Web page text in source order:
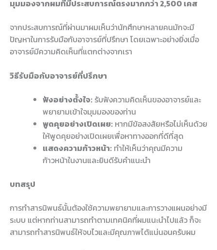
มุมมองจากผมที่มีประสบการณ์ตรงมากกว่า 2,500 เคส
จากประสบการณ์ที่ผ่านมาผมเห็นว่านักศึกษาหลายคนมักจะมี
ปัญหาในการรับมือกับอาจารย์ที่ปรึกษา โดยเฉพาะอย่างยิ่งเมื่อ
อาจารย์มีความคิดเห็นที่แตกต่างจากเรา
วิธีรับมือกับอาจารย์ที่ปรึกษา
ฟังอย่างตั้งใจ: รับฟังความคิดเห็นของอาจารย์และ
พยายามเข้าใจมุมมองของท่าน
พูดคุยอย่างเปิดเผย: หากมีข้อสงสัยหรือไม่เห็นด้วย
ให้พูดคุยอย่างเปิดเผยเพื่อหาทางออกที่ดีที่สุด
แสดงความก้าวหน้า: ทำให้เห็นว่าคุณมีความ
ก้าวหน้าในงานและยินดีรับคำแนะนำ
บทสรุป
การทำสารนิพนธ์นั้นต้องใช้ความพยายามและการวางแผนอย่างมี
ระบบ แต่หากท่านสามารถทำตามเทคนิคที่ผมแนะนำไปแล้ว ก็จะ
สามารถทำสารนิพนธ์ให้จบไวและมีคุณภาพได้แน่นอนครับผม